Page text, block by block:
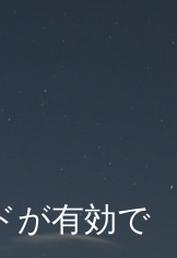
が有効で